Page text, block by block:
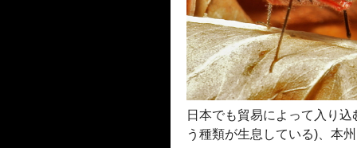
日本でも貿易によって入り
う種類が生息している)、本